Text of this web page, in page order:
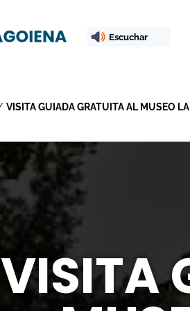
Escuchar
VISITA GUIADA GRATUITA AL MUSEO
VISITA